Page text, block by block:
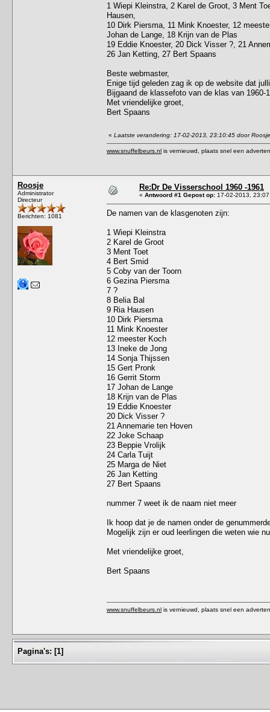
1 Wiepi Kleinstra, 2 Karel de Groot, 3 Ment
Hausen,
10 Dirk Piersma, 11 Mink Knoester, 12
Johan de Lange, 18 Krijn van de Plas
19 Eddie Knoester, 20 Dick Visser ?, 21
26 Jan Ketting, 27 Bert Spaans
Beste webmaster,
Enige tijd geleden zag ik op de website dat
Bijgaand de klassefoto van de klas van
Met vriendelijke groet,
Bert Spaans
« Laatste verandering: 17-02-2013, 23:10:45 door Roosje
www.snuffelbeurs.nl is vernieuwd, plaats snel een
Roosje
Administrator
Directeur
Berichten: 1081
Re:Dr De Visserschool 1960 -1961
« Antwoord #1 Gepost op: 17-02-2013,
De namen van de klasgenoten zijn:
1 Wiepi Kleinstra
2 Karel de Groot
3 Ment Toet
4 Bert Smid
5 Coby van der Toorn
6 Gezina Piersma
7 ?
8 Belia Bal
9 Ria Hausen
10 Dirk Piersma
11 Mink Knoester
12 meester Koch
13 Ineke de Jong
14 Sonja Thijssen
15 Gert Pronk
16 Gerrit Storm
17 Johan de Lange
18 Krijn van de Plas
19 Eddie Knoester
20 Dick Visser ?
21 Annemarie ten Hoven
22 Joke Schaap
23 Beppie Vrolijk
24 Carla Tuijt
25 Marga de Niet
26 Jan Ketting
27 Bert Spaans
nummer 7 weet ik de naam niet meer
Ik hoop dat je de namen onder de
Mogelijk zijn er oud leerlingen die weten wie
Met vriendelijke groet,
Bert Spaans
www.snuffelbeurs.nl is vernieuwd, plaats snel een
Pagina's: [1]